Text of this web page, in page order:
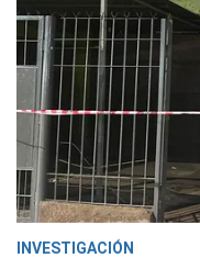
INVESTIGACIÓN